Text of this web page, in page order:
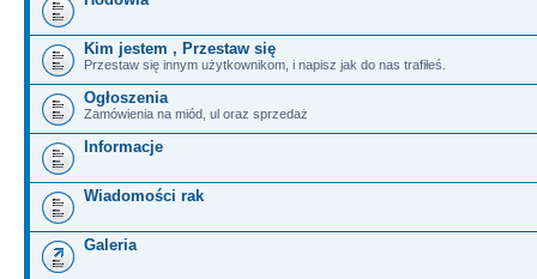
Kim jestem , Przestaw się
Przestaw się innym użytkownikom, i napisz jak do nas trafiłeś.
Ogłoszenia
Zamówienia na miód, ul oraz sprzedaż
Informacje
Wiadomości rak
Galeria